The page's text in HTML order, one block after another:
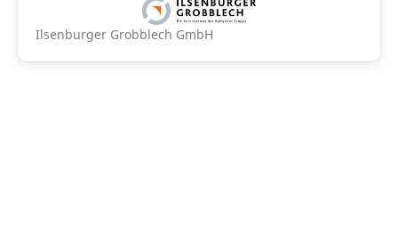
Ilsenburger Grobblech GmbH